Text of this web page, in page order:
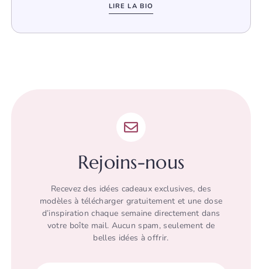
LIRE LA BIO
Rejoins-nous
Recevez des idées cadeaux exclusives, des
modèles à télécharger gratuitement et une dose
d’inspiration chaque semaine directement dans
votre boîte mail. Aucun spam, seulement de
belles idées à offrir.